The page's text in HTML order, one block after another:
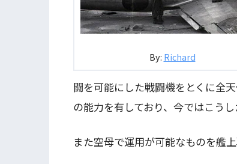
By: Richard
闘を可能にした戦闘機をとくに全
の能力を有しており、今ではこうし
また空母で運用が可能なものを艦上